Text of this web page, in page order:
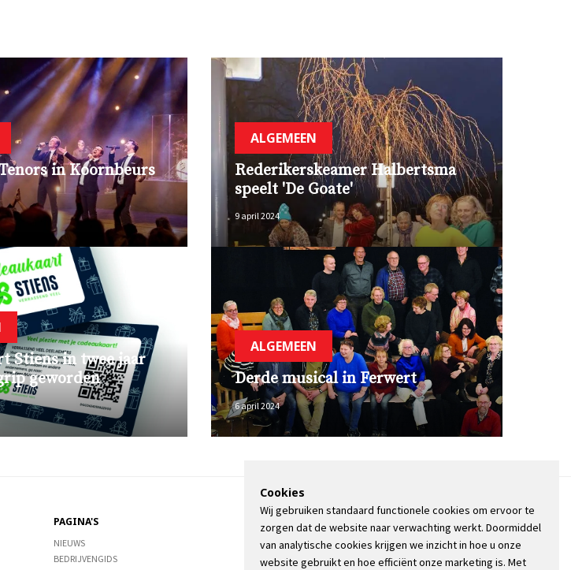
in Koornbeurs
ALGEMEEN
Rederikerskeamer Halbertsma
speelt 'De Goate'
9 april 2024
Stiens in twee jaar
geworden
ALGEMEEN
Derde musical in Ferwert
6 april 2024
PAGINA'S
NIEUWS
BEDRIJVENGIDS
OVER DE STIENSER
CONTACT
ADVERTEREN
Cookies
Wij gebruiken standaard functionele cookies om ervoor te
zorgen dat de website naar verwachting werkt. Doormiddel
van analytische cookies krijgen we inzicht in hoe u onze
website gebruikt en hoe efficiënt onze marketing is. Met